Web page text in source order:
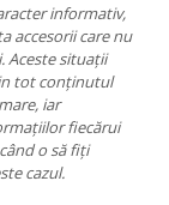
informativ,
accesorii care nu
Aceste situații
tot conținutul
iar
fiecărui
o să fiți
cazul.